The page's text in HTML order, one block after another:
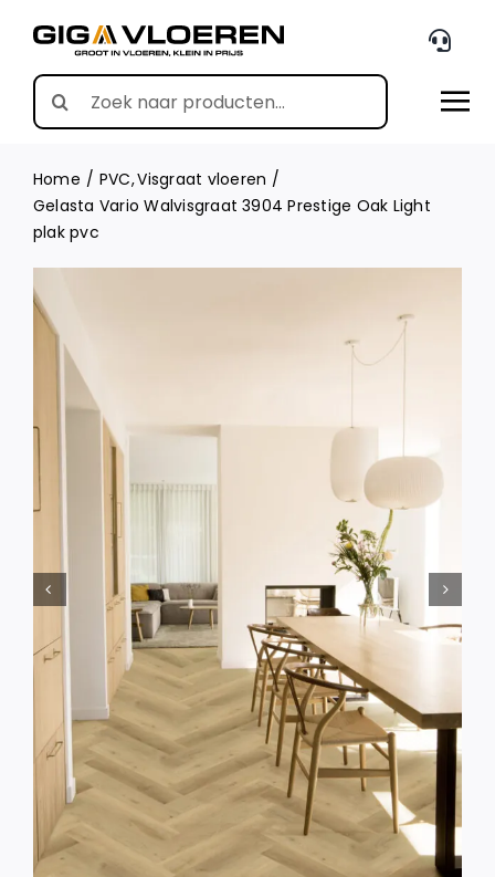
content
Search
for:
Home PVC Visgraat vloeren
Gelasta Vario Walvisgraat 3904 Prestige Oak Light
plak pvc